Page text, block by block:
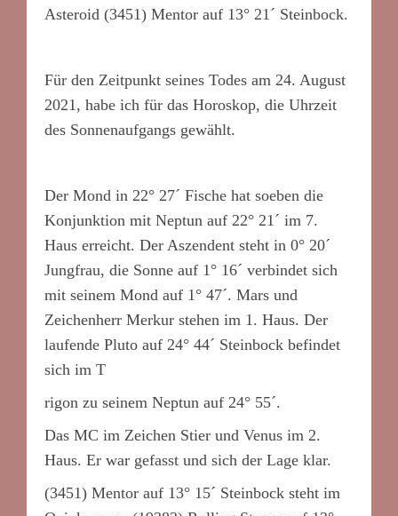
Asteroid (3451) Mentor auf 13° 21´ Steinbock.
Für den Zeitpunkt seines Todes am 24. August
2021, habe ich für das Horoskop, die Uhrzeit
des Sonnenaufgangs gewählt.
Der Mond in 22° 27´ Fische hat soeben die
Konjunktion mit Neptun auf 22° 21´ im 7.
Haus erreicht. Der Aszendent steht in 0° 20´
Jungfrau, die Sonne auf 1° 16´ verbindet sich
mit seinem Mond auf 1° 47´. Mars und
Zeichenherr Merkur stehen im 1. Haus. Der
laufende Pluto auf 24° 44´ Steinbock befindet
sich im T
rigon zu seinem Neptun auf 24° 55´.
Das MC im Zeichen Stier und Venus im 2.
Haus. Er war gefasst und sich der Lage klar.
(3451) Mentor auf 13° 15´ Steinbock steht im